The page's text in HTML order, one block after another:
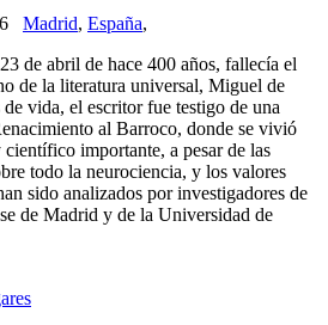
Madrid, España,
de abril de hace 400 años, fallecía el
de la literatura universal, Miguel de
vida, el escritor fue testigo de una
al Barroco, donde se vivió
importante, a pesar de las
todo la neurociencia, y los valores
sido analizados por investigadores de
de Madrid y de la Universidad de